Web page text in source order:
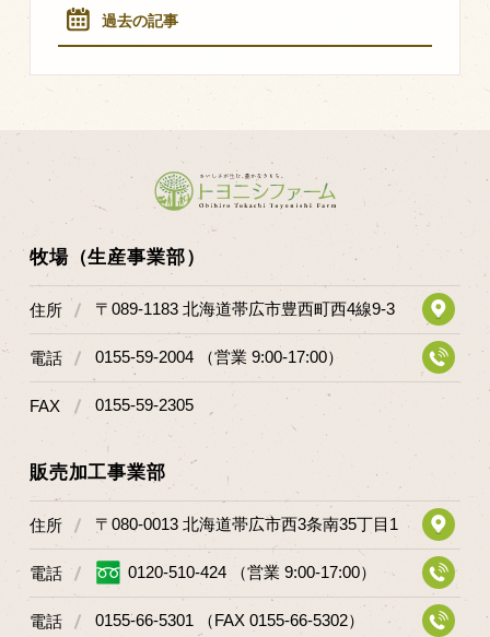
過去の記事
牧場（生産事業部）
住所 〒089-1183 北海道帯広市豊西町西4線9-3
電話 0155-59-2004 （営業 9:00-17:00）
FAX 0155-59-2305
販売加工事業部
住所 〒080-0013 北海道帯広市西3条南35丁目1
電話 0120-510-424 （営業 9:00-17:00）
電話 0155-66-5301 （FAX 0155-66-5302）